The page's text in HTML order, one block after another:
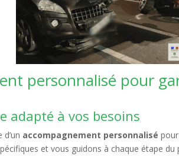
personnalisé pour
adapté à vos besoins
accompagnement personnalisé
et vous guidons à chaque étape